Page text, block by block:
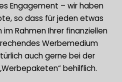
Engagement – wir haben
so dass für jeden etwas
im Rahmen Ihrer finanziellen
Werbemedium
auch gerne bei der
behilflich.